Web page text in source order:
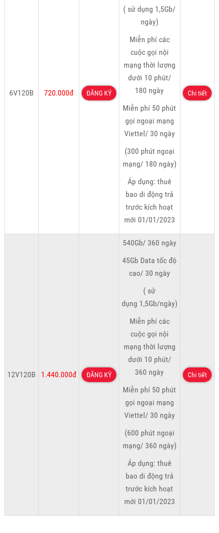
6V120B 720.000đ ĐĂNG KÝ
( sử dụng 1,5Gb/
ngày)
Miễn phí các
cuộc gọi nội
mạng thời lượng
dưới 10 phút/
180 ngày
Miễn phí 50 phút
gọi ngoại mạng
Viettel/ 30 ngày
(300 phút ngoại
mạng/ 180 ngày)
Áp dụng: thuê
bao di động trả
trước kích hoạt
mới 01/01/2023
Chi tiết
12V120B 1.440.000đ ĐĂNG KÝ
540Gb/ 360 ngày
45Gb Data tốc độ
cao/ 30 ngày
( sử
dụng 1,5Gb/ngày)
Miễn phí các
cuộc gọi nội
mạng thời lượng
dưới 10 phút/
360 ngày
Miễn phí 50 phút
gọi ngoại mạng
Viettel/ 30 ngày
(600 phút ngoại
mạng/ 360 ngày)
Áp dụng: thuê
bao di động trả
trước kích hoạt
mới 01/01/2023
Chi tiết